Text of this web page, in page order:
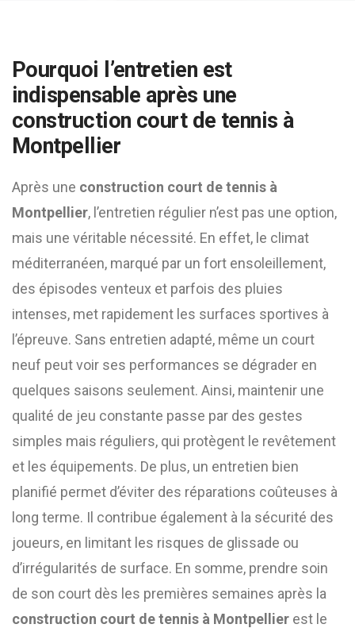
Pourquoi l’entretien est
indispensable après une
construction court de tennis à
Montpellier
Après une construction court de tennis à
Montpellier, l’entretien régulier n’est pas une option,
mais une véritable nécessité. En effet, le climat
méditerranéen, marqué par un fort ensoleillement,
des épisodes venteux et parfois des pluies
intenses, met rapidement les surfaces sportives à
l’épreuve. Sans entretien adapté, même un court
neuf peut voir ses performances se dégrader en
quelques saisons seulement. Ainsi, maintenir une
qualité de jeu constante passe par des gestes
simples mais réguliers, qui protègent le revêtement
et les équipements. De plus, un entretien bien
planifié permet d’éviter des réparations coûteuses à
long terme. Il contribue également à la sécurité des
joueurs, en limitant les risques de glissade ou
d’irrégularités de surface. En somme, prendre soin
de son court dès les premières semaines après la
construction court de tennis à Montpellier est le